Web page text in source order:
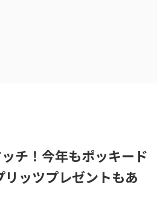
チ！今年もポッキード
ッツプレゼントもあ